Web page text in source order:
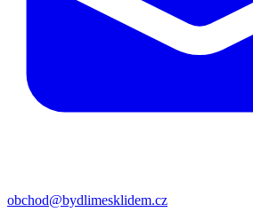
obchod@bydlimesklidem.cz